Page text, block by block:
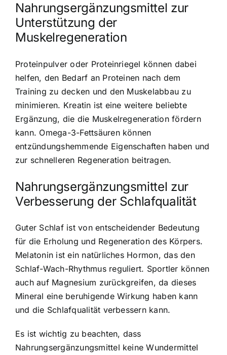
Nahrungsergänzungsmittel zur
Unterstützung der
Muskelregeneration
Proteinpulver oder Proteinriegel können dabei
helfen, den Bedarf an Proteinen nach dem
Training zu decken und den Muskelabbau zu
minimieren. Kreatin ist eine weitere beliebte
Ergänzung, die die Muskelregeneration fördern
kann. Omega-3-Fettsäuren können
entzündungshemmende Eigenschaften haben und
zur schnelleren Regeneration beitragen.
Nahrungsergänzungsmittel zur
Verbesserung der Schlafqualität
Guter Schlaf ist von entscheidender Bedeutung
für die Erholung und Regeneration des Körpers.
Melatonin ist ein natürliches Hormon, das den
Schlaf-Wach-Rhythmus reguliert. Sportler können
auch auf Magnesium zurückgreifen, da dieses
Mineral eine beruhigende Wirkung haben kann
und die Schlafqualität verbessern kann.
Es ist wichtig zu beachten, dass
Nahrungsergänzungsmittel keine Wundermittel